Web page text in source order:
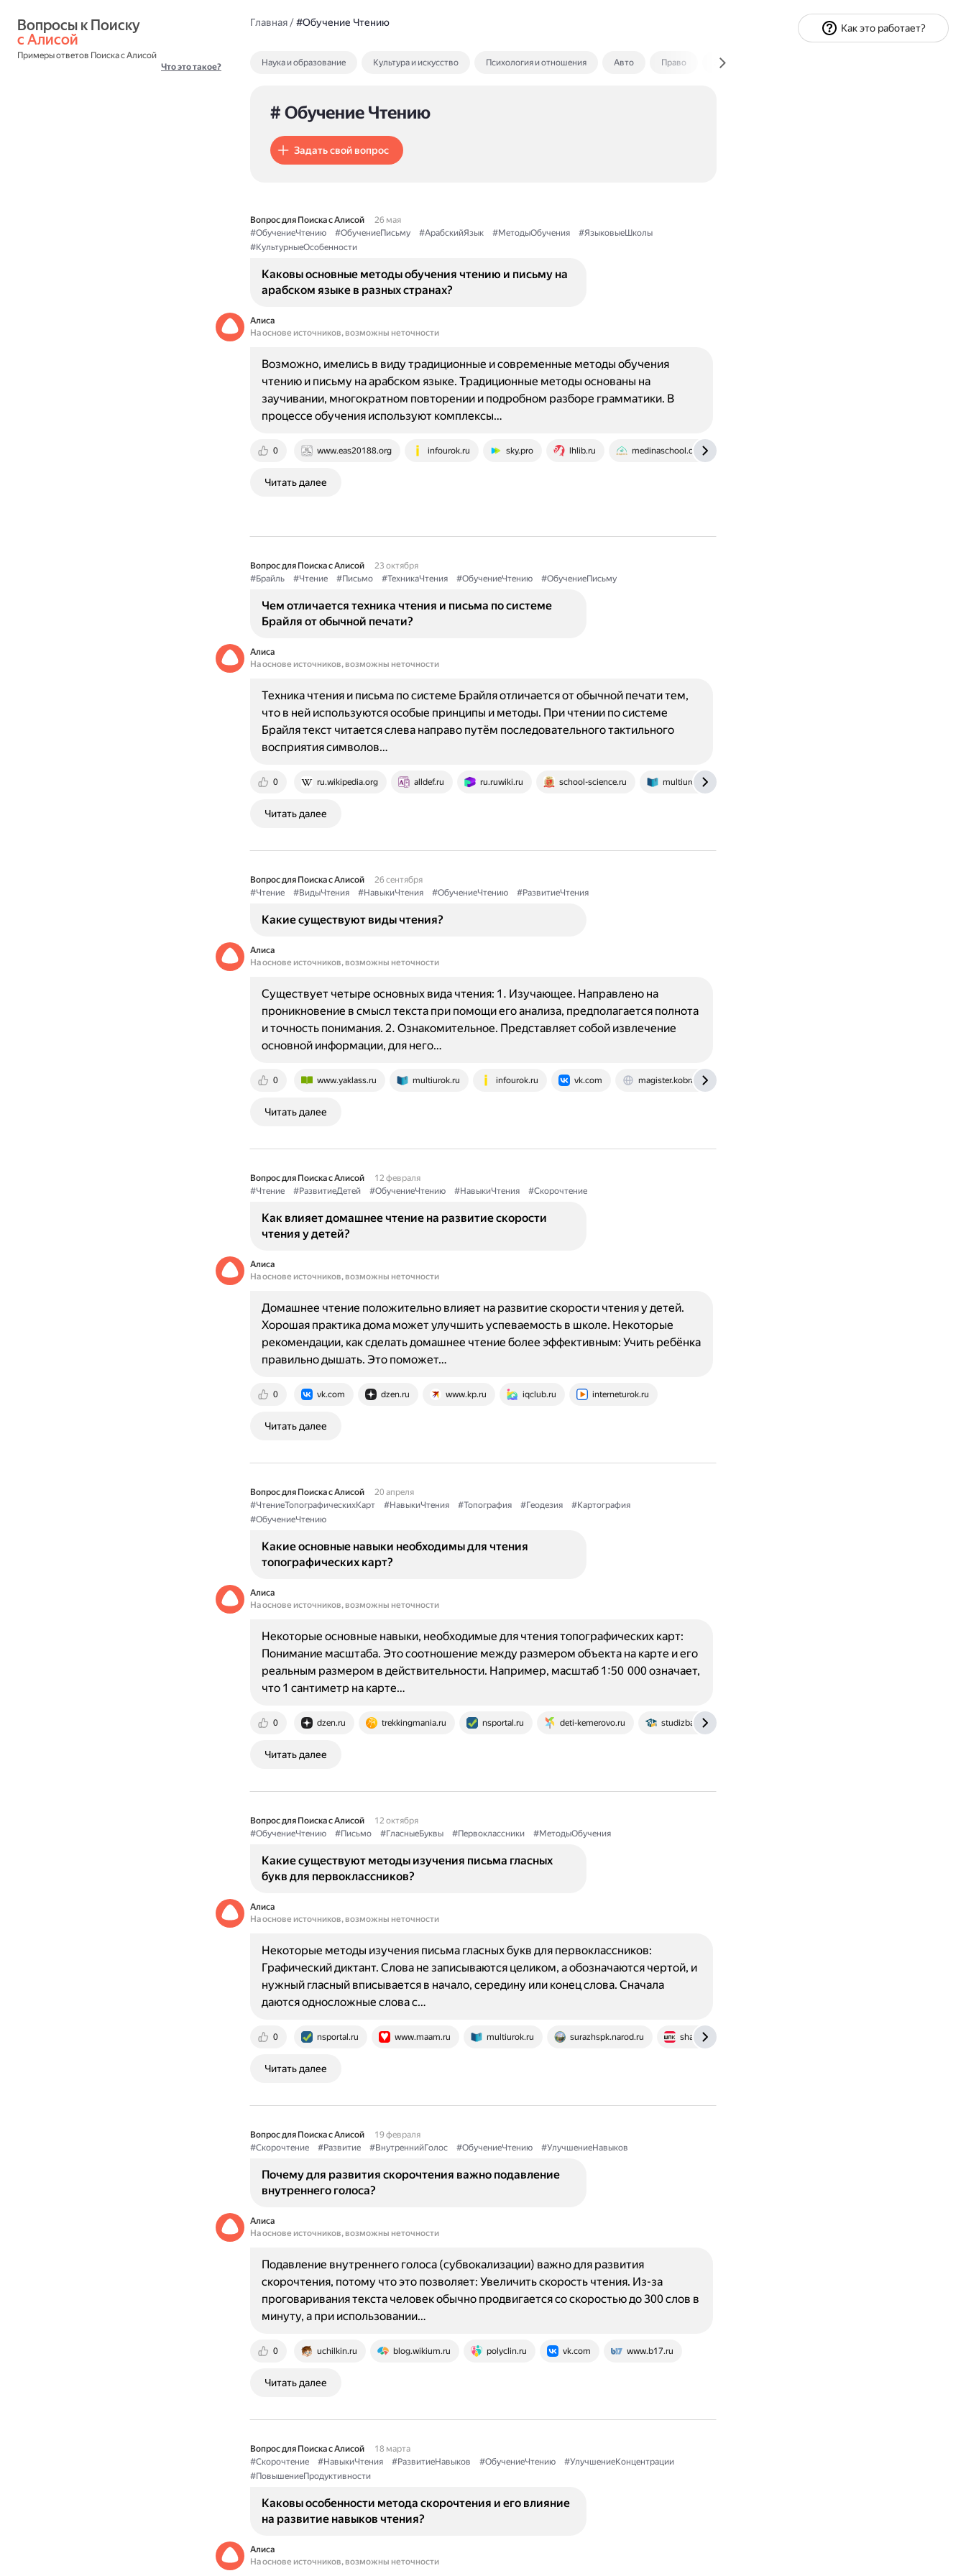
с Алисой
Примеры ответов Поиска с Алисой
Что это такое?
Главная/#Обучение Чтению
Наука и образование Культура и искусство Психология и отношения Авто Право Экономика и финансы
# Обучение Чтению
Задать свой вопрос
Вопрос для Поиска с Алисой
26 мая
#ОбучениеЧтению
#ОбучениеПисьму #АрабскийЯзык #МетодыОбучения
#ЯзыковыеШколы
#КультурныеОсобенности
Каковы основные методы обучения чтению и письму на
арабском языке в разных странах?
Алиса
На основе источников, возможны неточности
0 www.eas20188.org infourok.ru sky.pro lhlib.ru medinaschool.org
Возможно, имелись в виду традиционные и современные методы обучения
чтению и письму на арабском языке. Традиционные методы основаны на
заучивании, многократном повторении и подробном разборе грамматики. В
процессе обучения используют комплексы…
Читать далее
Вопрос для Поиска с Алисой
23 октября
#Брайль
#Чтение #Письмо #ТехникаЧтения #ОбучениеЧтению #ОбучениеПисьму
Чем отличается техника чтения и письма по системе
Брайля от обычной печати?
Алиса
На основе источников, возможны неточности
0 ru.wikipedia.org alldef.ru ru.ruwiki.ru school-science.ru multiurok.ru
Техника чтения и письма по системе Брайля отличается от обычной печати тем,
что в ней используются особые принципы и методы. При чтении по системе
Брайля текст читается слева направо путём последовательного тактильного
восприятия символов…
Читать далее
Вопрос для Поиска с Алисой
26 сентября
#Чтение
#ВидыЧтения #НавыкиЧтения #ОбучениеЧтению #РазвитиеЧтения
Какие существуют виды чтения?
Алиса
На основе источников, возможны неточности
0 www.yaklass.ru multiurok.ru infourok.ru vk.com magister.kobra-net.ru
Существует четыре основных вида чтения: 1. Изучающее. Направлено на
проникновение в смысл текста при помощи его анализа, предполагается полнота
и точность понимания. 2. Ознакомительное. Представляет собой извлечение
основной информации, для него…
Читать далее
Вопрос для Поиска с Алисой
12 февраля
#Чтение
#РазвитиеДетей #ОбучениеЧтению #НавыкиЧтения #Скорочтение
Как влияет домашнее чтение на развитие скорости
чтения у детей?
Алиса
На основе источников, возможны неточности
0 vk.com dzen.ru www.kp.ru iqclub.ru interneturok.ru
Домашнее чтение положительно влияет на развитие скорости чтения у детей.
Хорошая практика дома может улучшить успеваемость в школе. Некоторые
рекомендации, как сделать домашнее чтение более эффективным: Учить ребёнка
правильно дышать. Это поможет…
Читать далее
Вопрос для Поиска с Алисой
20 апреля
#ЧтениеТопографическихКарт
#НавыкиЧтения #Топография #Геодезия
#Картография
#ОбучениеЧтению
Какие основные навыки необходимы для чтения
топографических карт?
Алиса
На основе источников, возможны неточности
0 dzen.ru trekkingmania.ru nsportal.ru deti-kemerovo.ru studizba.com
Некоторые основные навыки, необходимые для чтения топографических карт:
Понимание масштаба. Это соотношение между размером объекта на карте и его
реальным размером в действительности. Например, масштаб 1:50 000 означает,
что 1 сантиметр на карте…
Читать далее
Вопрос для Поиска с Алисой
12 октября
#ОбучениеЧтению
#Письмо #ГласныеБуквы #Первоклассники #МетодыОбучения
Какие существуют методы изучения письма гласных
букв для первоклассников?
Алиса
На основе источников, возможны неточности
0 nsportal.ru www.maam.ru multiurok.ru surazhspk.narod.ru shakht-pedcol.ru
Некоторые методы изучения письма гласных букв для первоклассников:
Графический диктант. Слова не записываются целиком, а обозначаются чертой, и
нужный гласный вписывается в начало, середину или конец слова. Сначала
даются односложные слова с…
Читать далее
Вопрос для Поиска с Алисой
19 февраля
#Скорочтение
#Развитие #ВнутреннийГолос #ОбучениеЧтению #УлучшениеНавыков
Почему для развития скорочтения важно подавление
внутреннего голоса?
Алиса
На основе источников, возможны неточности
0 uchilkin.ru blog.wikium.ru polyclin.ru vk.com www.b17.ru
Подавление внутреннего голоса (субвокализации) важно для развития
скорочтения, потому что это позволяет: Увеличить скорость чтения. Из-за
проговаривания текста человек обычно продвигается со скоростью до 300 слов в
минуту, а при использовании…
Читать далее
Вопрос для Поиска с Алисой
18 марта
#Скорочтение
#НавыкиЧтения #РазвитиеНавыков #ОбучениеЧтению
#УлучшениеКонцентрации
#ПовышениеПродуктивности
Каковы особенности метода скорочтения и его влияние
на развитие навыков чтения?
Алиса
На основе источников, возможны неточности
Как это работает?